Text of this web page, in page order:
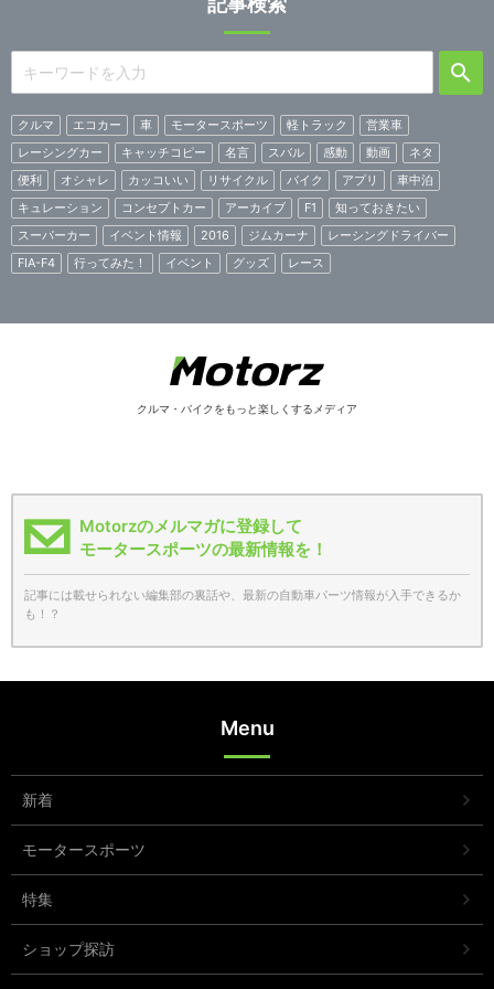
クルマ エコカー 車 モータースポーツ 軽トラック
営業車
レーシングカー
キャッチコピー 名言 スバル 感動 動画
ネタ
便利
オシャレ カッコいい リサイクル バイク アプリ
車中泊
キュレーション
コンセプトカー アーカイブ F1
知っておきたい
スーパーカー
イベント情報 2016 ジムカーナ
レーシングドライバー
FIA-F4
行ってみた！ イベント グッズ レース
クルマ・バイクをもっと楽しくするメディア
Motorzのメルマガに登録して
モータースポーツの最新情報を！
記事には載せられない編集部の裏話や、最新の自動車パーツ情報が入手できるか
も！？
Menu
新着
モータースポーツ
特集
ショップ探訪